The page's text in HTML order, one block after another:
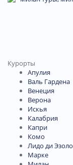
Курорты
Апулия
Валь Гардена
Венеция
Верона
Искья
Калабрия
Капри
Комо
Лидо ди Эзоло
Марке